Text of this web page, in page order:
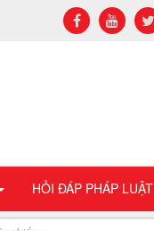
HỎI ĐÁP PHÁP LUẬT